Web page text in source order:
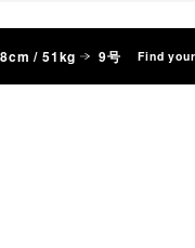
/ 51kg 9号 Find